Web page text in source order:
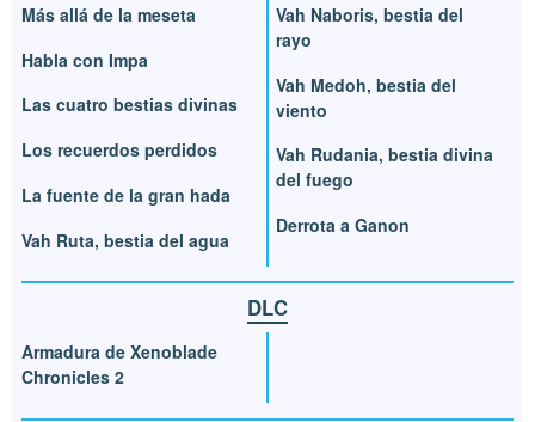
Más allá de la meseta
Habla con Impa
Las cuatro bestias divinas
Los recuerdos perdidos
La fuente de la gran hada
Vah Ruta, bestia del agua
Vah Naboris, bestia del
rayo
Vah Medoh, bestia del
viento
Vah Rudania, bestia divina
del fuego
Derrota a Ganon
DLC
Armadura de Xenoblade
Chronicles 2